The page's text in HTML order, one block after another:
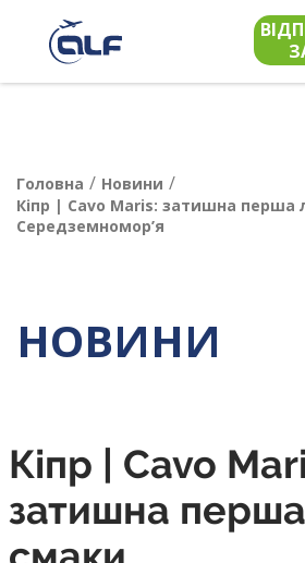
Головна / Новини /
Кіпр | Cavo Maris: затишна перша
Середземномор’я
НОВИНИ
Кіпр | Cavo
затишна перша